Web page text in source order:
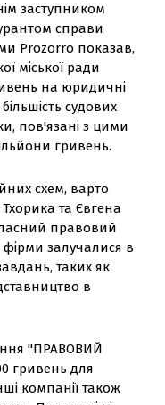
заступником
справи
Prozorro показав,
міської ради
на юридичні
судових
пов'язані з цими
гривень.
схем, варто
та Євгена
правовий
залучалися в
таких як
в
"ПРАВОВИЙ
гривень для
компанії також